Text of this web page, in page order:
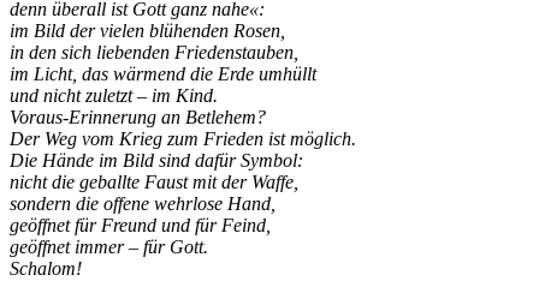
denn überall ist Gott ganz nahe«:
im Bild der vielen blühenden Rosen,
in den sich liebenden Friedenstauben,
im Licht, das wärmend die Erde umhüllt
und nicht zuletzt – im Kind.
Voraus-Erinnerung an Betlehem?
Der Weg vom Krieg zum Frieden ist möglich.
Die Hände im Bild sind dafür Symbol:
nicht die geballte Faust mit der Waffe,
sondern die offene wehrlose Hand,
geöffnet für Freund und für Feind,
geöffnet immer – für Gott.
Schalom!